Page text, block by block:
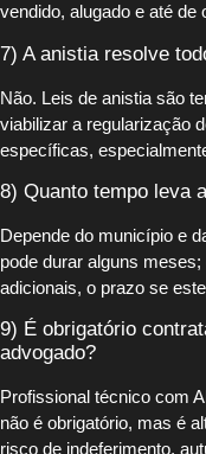
vendido, alugado e até de
7) A anistia resolve
Não. Leis de anistia são
viabilizar a regularização
específicas,
8) Quanto tempo leva
Depende do município e
pode durar alguns
adicionais, o prazo se
9) É obrigatório
advogado?
Profissional técnico com
não é obrigatório, mas é
risco de indeferimento,